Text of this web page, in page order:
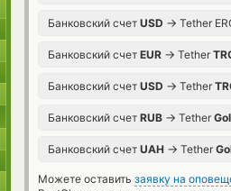
Банковский счет USD → Tether
Банковский счет EUR → Tether
Банковский счет USD → Tether
Банковский счет RUB → Tether
Банковский счет UAH → Tether
Можете оставить заявку на